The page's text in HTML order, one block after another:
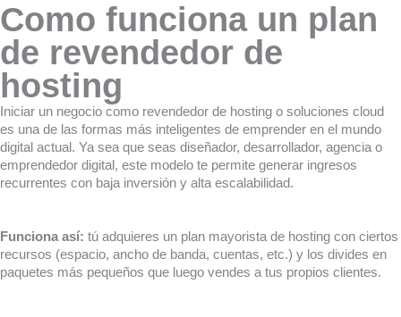
Como funciona un plan
de revendedor de
hosting
Iniciar un negocio como revendedor de hosting o soluciones cloud
es una de las formas más inteligentes de emprender en el mundo
digital actual. Ya sea que seas diseñador, desarrollador, agencia o
emprendedor digital, este modelo te permite generar ingresos
recurrentes con baja inversión y alta escalabilidad.
Funciona así: tú adquieres un plan mayorista de hosting con ciertos
recursos (espacio, ancho de banda, cuentas, etc.) y los divides en
paquetes más pequeños que luego vendes a tus propios clientes.